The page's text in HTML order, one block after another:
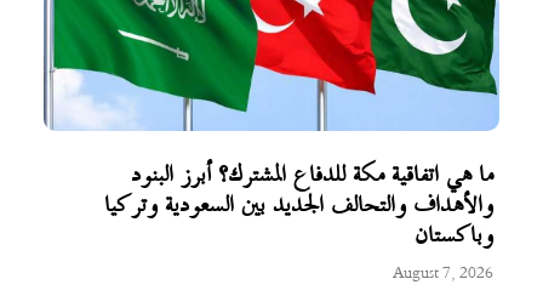
ما هي اتفاقية مكة للدفاع المشترك؟ أبرز البنود
والأهداف والتحالف الجديد بين السعودية وتركيا
وباكستان
August 7, 2026